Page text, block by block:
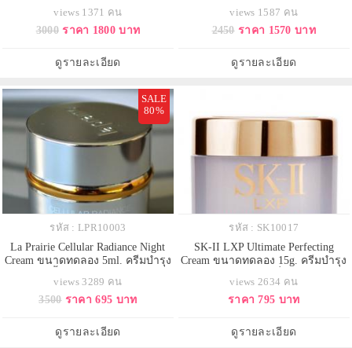
สว่างกระจ่างใส ลดเลือนจุดด่างดำ
และรอยแผลเป็นที่เกิดจากสิว พร้อม
คืนความอ่อนเยาว์ได้อีกครั้ง ด้วย
คุณสมบัติพิเศษของ
views 1371 คน
3000 ราคา 1800 บาท
ดูรายละเอียด
คุณสมบัติคล้ายพิษงู ช่วยให้กล้าม
เนื้อบริเวณผิวหน้าเกร็งตัวและยก
บริเวณหางตา หน้าผาก บริเวณปาก
และอื่นๆ รวมไปถึงผิวหย่อนคล้อย
views 1587 คน
2450 ราคา 1570 บาท
ดูรายละเอียด
SALE
80%
รหัส : LPR10003
La Prairie Cellular Radiance Night
Cream ขนาดทดลอง 5ml. ครีมบำรุง
เหนอะหนะ สำหรับผิวที่ต้องการ การ
ฟื้นฟูอย่างรวดเร็ว ไม่เพียงแต่ลด
ยังช่วยให้ผิวสวยกระจ่างใส เพียง 1
สัปดาห์คุณจะรู้ถึ
views 3289 คน
3500 ราคา 695 บาท
ดูรายละเอียด
รหัส : SK10017
SK-II LXP Ultimate Perfecting
Cream ขนาดทดลอง 15g. ครีมบำรุง
ประโยชน์ที่ครบถ้วนไว้ในกระปุก
เดียว ตั้งแต่การช่วยลดเลือนริ้วรอย
ยืดหยุ่นดังผิวแรกแย้ม คืนความอ่อน
เยาว์ให้แก่ผิว ช่ว
views 2634 คน
ราคา 795 บาท
ดูรายละเอียด